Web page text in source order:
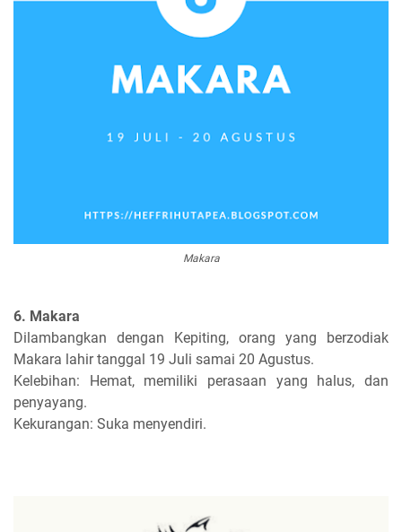
Makara
6. Makara
Dilambangkan dengan Kepiting, orang yang berzodiak
Makara lahir tanggal 19 Juli samai 20 Agustus.
Kelebihan: Hemat, memiliki perasaan yang halus, dan
penyayang.
Kekurangan: Suka menyendiri.